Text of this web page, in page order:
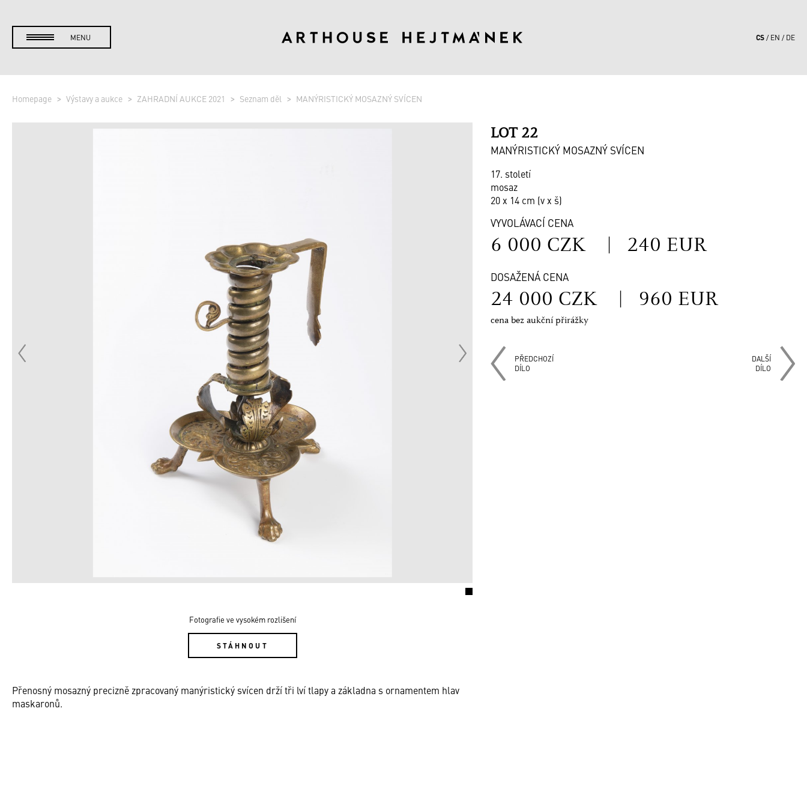
MENU CS EN DE
Homepage Výstavy a aukce ZAHRADNÍ AUKCE 2021 Seznam děl MANÝRISTICKÝ MOSAZNÝ SVÍCEN
Fotografie ve vysokém rozlišení
STÁHNOUT
LOT 22
MANÝRISTICKÝ MOSAZNÝ SVÍCEN
17. století
mosaz
20 x 14 cm (v x š)
VYVOLÁVACÍ CENA
6 000 CZK | 240 EUR
DOSAŽENÁ CENA
24 000 CZK | 960 EUR
cena bez aukční přirážky
PŘEDCHOZÍ
DÍLO
DALŠÍ
DÍLO
Přenosný mosazný precizně zpracovaný manýristický svícen drží tři lví tlapy a základna s ornamentem hlav
maskaronů.